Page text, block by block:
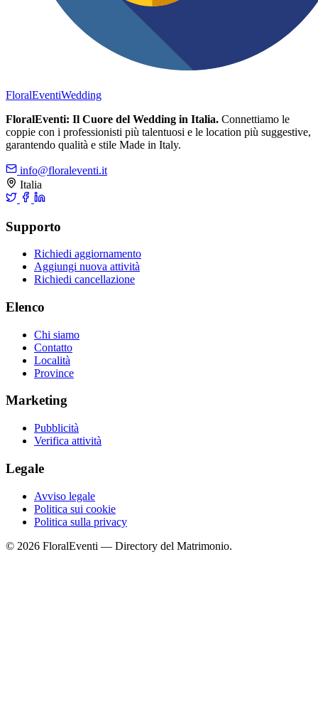
FloralEventiWedding
FloralEventi: Il Cuore del Wedding in Italia. Connettiamo le
coppie con i professionisti più talentuosi e le location più suggestive,
garantendo qualità e stile Made in Italy.
info@floraleventi.it
Italia
Supporto
Richiedi aggiornamento
Aggiungi nuova attività
Richiedi cancellazione
Elenco
Chi siamo
Contatto
Località
Province
Marketing
Pubblicità
Verifica attività
Legale
Avviso legale
Politica sui cookie
Politica sulla privacy
© 2026 FloralEventi — Directory del Matrimonio.